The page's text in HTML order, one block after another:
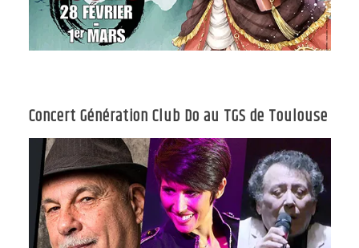
Concert Génération Club Do au TGS de Toulouse